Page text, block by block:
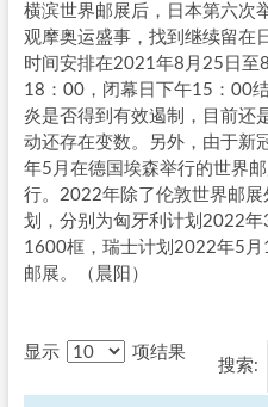
横滨世界邮展后，日本第六次
观摩奥运盛事，找到继续留在
时间安排在2021年8月25日至
18：00，闭幕日下午15：00
炎是否得到有效遏制，目前还
动还存在变数。另外，由于新
年5月在德国埃森举行的世界
行。2022年除了伦敦世界邮
划，分别为匈牙利计划2022
1600框，瑞士计划2022年5
邮展。（晨阳）
显示 项结果
搜索: